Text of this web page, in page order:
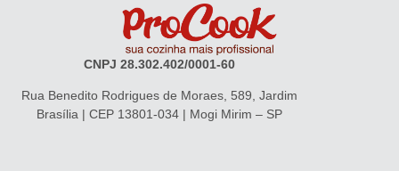
CNPJ 28.302.402/0001-60
Rua Benedito Rodrigues de Moraes, 589, Jardim
Brasília | CEP 13801-034 | Mogi Mirim – SP